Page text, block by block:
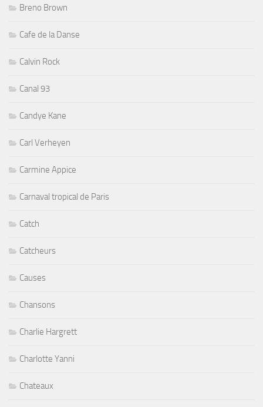
Breno Brown
Cafe de la Danse
Calvin Rock
Canal 93
Candye Kane
Carl Verheyen
Carmine Appice
Carnaval tropical de Paris
Catch
Catcheurs
Causes
Chansons
Charlie Hargrett
Charlotte Yanni
Chateaux